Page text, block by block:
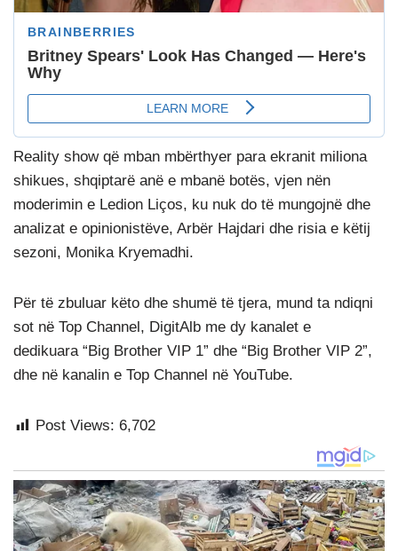
Reality show që mban mbërthyer para ekranit miliona
shikues, shqiptarë anë e mbanë botës, vjen nën
moderimin e Ledion Liços, ku nuk do të mungojnë dhe
analizat e opinionistëve, Arbër Hajdari dhe risia e këtij
sezoni, Monika Kryemadhi.
Për të zbuluar këto dhe shumë të tjera, mund ta ndiqni
sot në Top Channel, DigitAlb me dy kanalet e
dedikuara “Big Brother VIP 1” dhe “Big Brother VIP 2”,
dhe në kanalin e Top Channel në YouTube.
Post Views: 6,702